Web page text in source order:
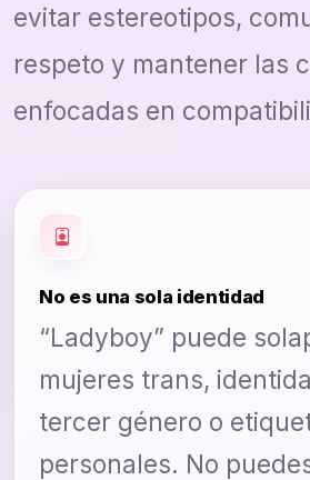
evitar estereotipos,
respeto y mantener las
enfocadas en
No es una sola identidad
“Ladyboy” puede
mujeres trans,
tercer género o
personales. No